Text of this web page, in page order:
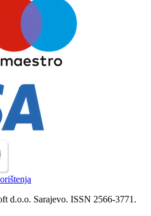
d.o.o. Sarajevo. ISSN 2566-3771.